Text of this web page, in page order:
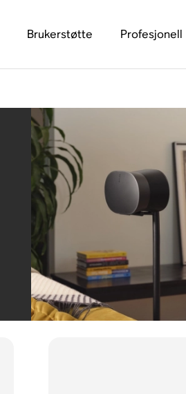
Brukerstøtte Profesjonell